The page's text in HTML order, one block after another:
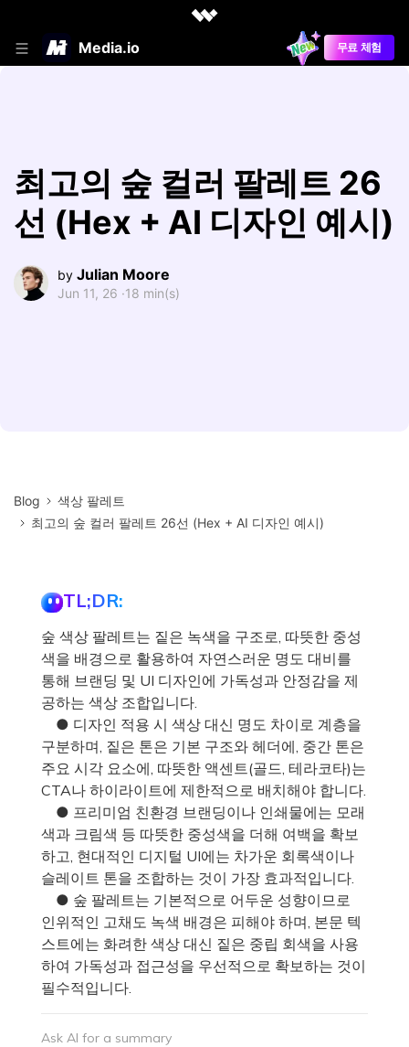
Media.io 무료 체험
최고의 숲 컬러 팔레트 26
선 (Hex + AI 디자인 예시)
by Julian Moore
Jun 11, 26 ·18 min(s)
Blog
색상 팔레트
최고의 숲 컬러 팔레트 26선 (Hex + AI 디자인 예시)
TL;DR:
숲 색상 팔레트는 짙은 녹색을 구조로, 따뜻한 중성
색을 배경으로 활용하여 자연스러운 명도 대비를
통해 브랜딩 및 UI 디자인에 가독성과 안정감을 제
공하는 색상 조합입니다.
● 디자인 적용 시 색상 대신 명도 차이로 계층을
구분하며, 짙은 톤은 기본 구조와 헤더에, 중간 톤은
주요 시각 요소에, 따뜻한 액센트(골드, 테라코타)는
CTA나 하이라이트에 제한적으로 배치해야 합니다.
● 프리미엄 친환경 브랜딩이나 인쇄물에는 모래
색과 크림색 등 따뜻한 중성색을 더해 여백을 확보
하고, 현대적인 디지털 UI에는 차가운 회록색이나
슬레이트 톤을 조합하는 것이 가장 효과적입니다.
● 숲 팔레트는 기본적으로 어두운 성향이므로
인위적인 고채도 녹색 배경은 피해야 하며, 본문 텍
스트에는 화려한 색상 대신 짙은 중립 회색을 사용
하여 가독성과 접근성을 우선적으로 확보하는 것이
필수적입니다.
Ask AI for a summary